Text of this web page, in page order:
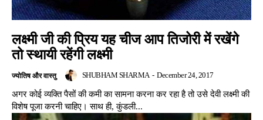
लक्ष्मी जी की प्रिय यह चीज आप तिजोरी में रखेंगे
तो स्थायी रहेंगी लक्ष्मी
ज्योतिष और वास्तु SHUBHAM SHARMA - December 24, 2017
अगर कोई व्यक्ति पैसों की कमी का सामना करना कर रहा है तो उसे देवी लक्ष्मी की
विशेष पूजा करनी चाहिए। साथ ही, कुंडली...